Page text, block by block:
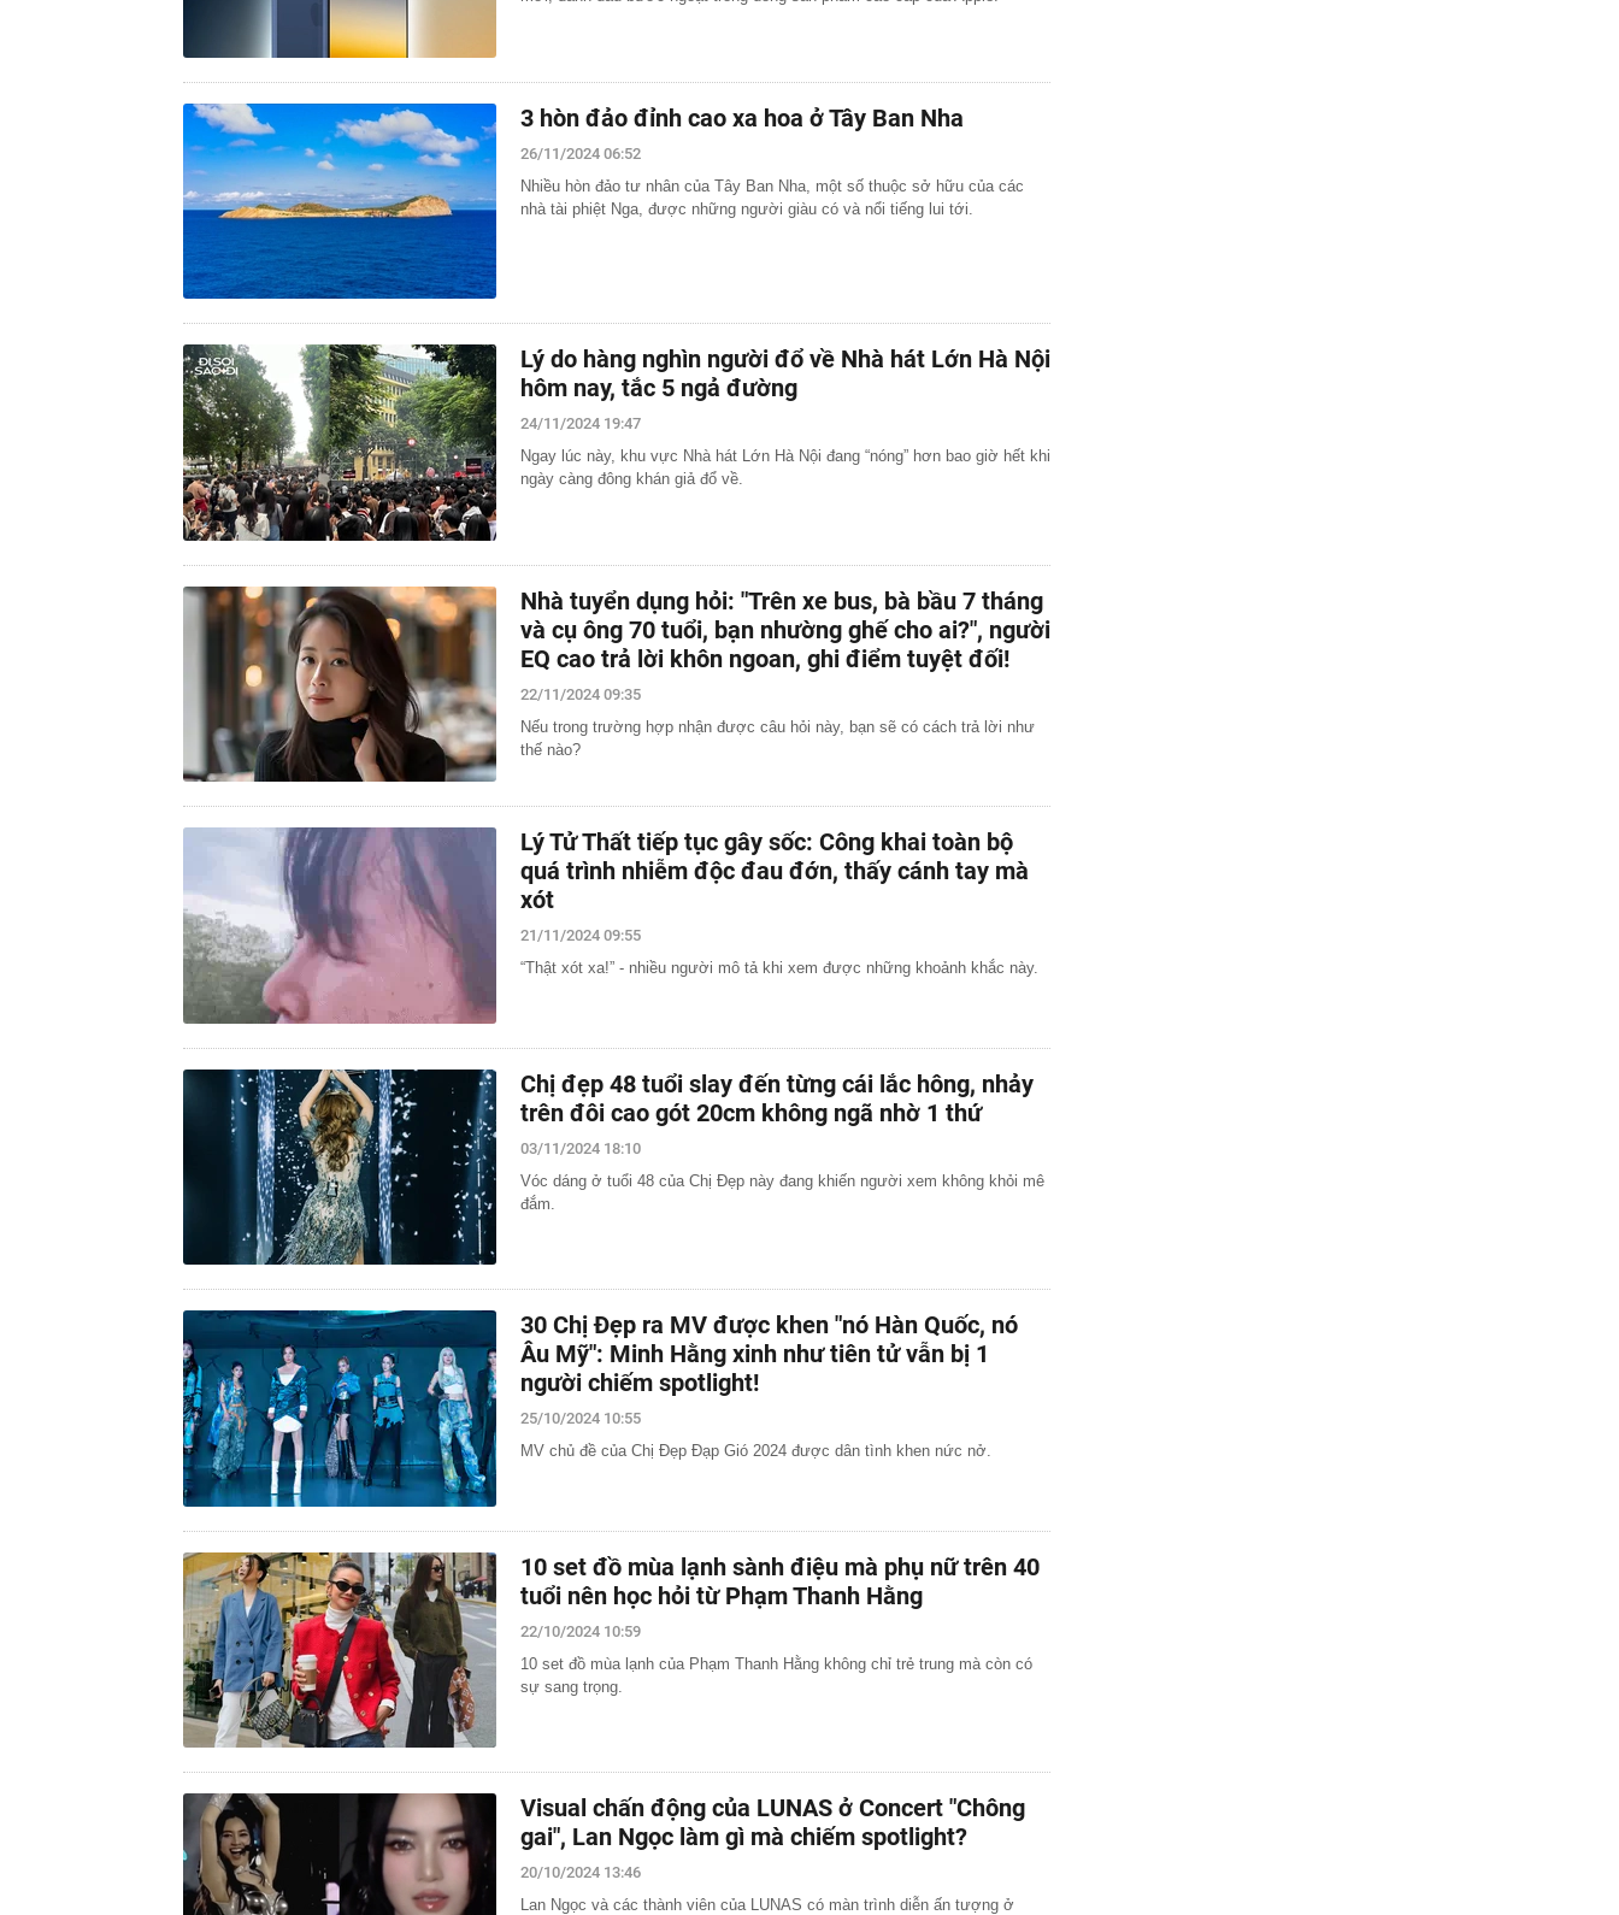
3 hòn đảo đỉnh cao xa hoa ở Tây Ban Nha
26/11/2024 06:52
Nhiều hòn đảo tư nhân của Tây Ban Nha, một số thuộc sở hữu của các
nhà tài phiệt Nga, được những người giàu có và nổi tiếng lui tới.
Lý do hàng nghìn người đổ về Nhà hát Lớn Hà Nội
hôm nay, tắc 5 ngả đường
24/11/2024 19:47
Ngay lúc này, khu vực Nhà hát Lớn Hà Nội đang “nóng” hơn bao giờ hết khi
ngày càng đông khán giả đổ về.
Nhà tuyển dụng hỏi: "Trên xe bus, bà bầu 7 tháng
và cụ ông 70 tuổi, bạn nhường ghế cho ai?", người
EQ cao trả lời khôn ngoan, ghi điểm tuyệt đối!
22/11/2024 09:35
Nếu trong trường hợp nhận được câu hỏi này, bạn sẽ có cách trả lời như
thế nào?
Lý Tử Thất tiếp tục gây sốc: Công khai toàn bộ
quá trình nhiễm độc đau đớn, thấy cánh tay mà
xót
21/11/2024 09:55
“Thật xót xa!” - nhiều người mô tả khi xem được những khoảnh khắc này.
Chị đẹp 48 tuổi slay đến từng cái lắc hông, nhảy
trên đôi cao gót 20cm không ngã nhờ 1 thứ
03/11/2024 18:10
Vóc dáng ở tuổi 48 của Chị Đẹp này đang khiến người xem không khỏi mê
đắm.
30 Chị Đẹp ra MV được khen "nó Hàn Quốc, nó
Âu Mỹ": Minh Hằng xinh như tiên tử vẫn bị 1
người chiếm spotlight!
25/10/2024 10:55
MV chủ đề của Chị Đẹp Đạp Gió 2024 được dân tình khen nức nở.
10 set đồ mùa lạnh sành điệu mà phụ nữ trên 40
tuổi nên học hỏi từ Phạm Thanh Hằng
22/10/2024 10:59
10 set đồ mùa lạnh của Phạm Thanh Hằng không chỉ trẻ trung mà còn có
sự sang trọng.
Visual chấn động của LUNAS ở Concert "Chông
gai", Lan Ngọc làm gì mà chiếm spotlight?
20/10/2024 13:46
Lan Ngọc và các thành viên của LUNAS có màn trình diễn ấn tượng ở